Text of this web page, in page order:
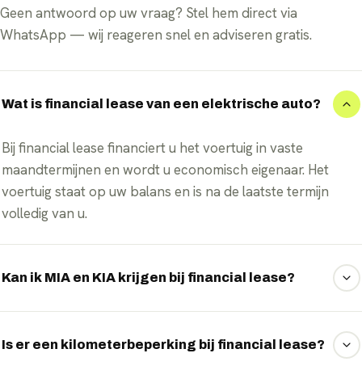
Geen antwoord op uw vraag? Stel hem direct via
WhatsApp — wij reageren snel en adviseren gratis.
Wat is financial lease van een elektrische auto?
Bij financial lease financiert u het voertuig in vaste
maandtermijnen en wordt u economisch eigenaar. Het
voertuig staat op uw balans en is na de laatste termijn
volledig van u.
Kan ik MIA en KIA krijgen bij financial lease?
kwalificerende elektrische voertuigen aanspraak maken
Is er een kilometerbeperking bij financial lease?